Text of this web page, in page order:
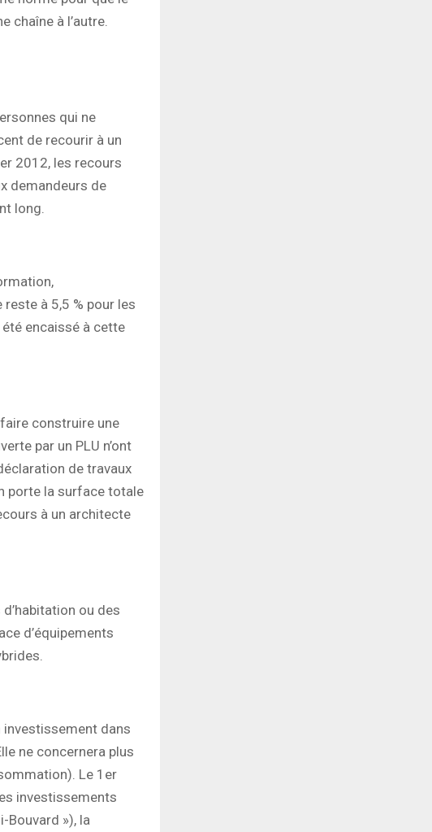
chaîne à l’autre.
qui ne
de recourir à un
2012, les recours
demandeurs de
long.
reste à 5,5 % pour les
encaissé à cette
construire une
par un PLU n’ont
de travaux
porte la surface totale
à un architecte
ou des
d’équipements
investissement dans
ne concernera plus
Le 1er
investissements
Bouvard »), la